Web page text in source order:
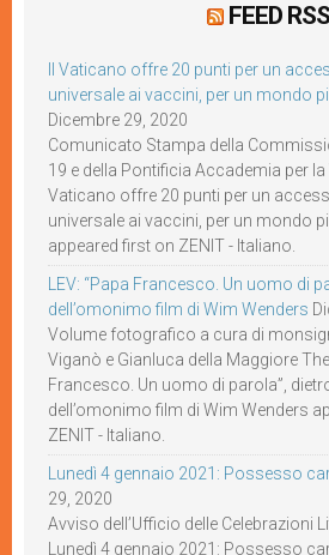
FEED RSS
Il Vaticano offre 20 punti per un
universale ai vaccini, per un mondo
Dicembre 29, 2020
Comunicato Stampa della
19 e della Pontificia Accademia per la
Vaticano offre 20 punti per un
universale ai vaccini, per un mondo
appeared first on ZENIT - Italiano.
LEV: “Papa Francesco. Un uomo di
dell’omonimo film di Wim Wenders
Volume fotografico a cura di
Viganò e Gianluca della Maggiore
Francesco. Un uomo di parola”,
dell’omonimo film di Wim Wenders
ZENIT - Italiano.
Lunedì 4 gennaio 2021: Possesso
29, 2020
Avviso dell’Ufficio delle Celebrazioni
Lunedì 4 gennaio 2021: Possesso